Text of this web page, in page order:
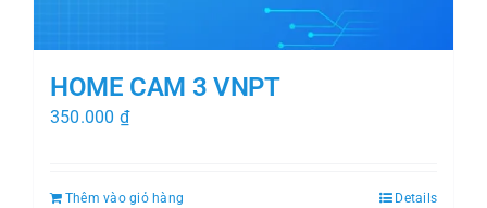
HOME CAM 3 VNPT
350.000 ₫
Thêm vào giỏ hàng Details